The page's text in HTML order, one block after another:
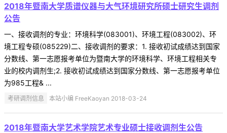
2018年暨南大学质谱仪器与大气环境研究所硕士研究生调剂
公告
一、接收调剂的专业：环境科学(083001)、环境工程(083002)、环
境工程专硕(085229)二、接收调剂的要求：1. 接收初试成绩达到国家
分数线、第一志愿报考单位为暨南大学的环境科学、环境工程相关专
业的校内调剂生;2. 接收初试成绩达到国家分数线、第一志愿报考单位
为985工程& ...
考研调剂信息 本站小编 FreeKaoyan 2018-03-24
2018年暨南大学艺术学院艺术专业硕士接收调剂生公告